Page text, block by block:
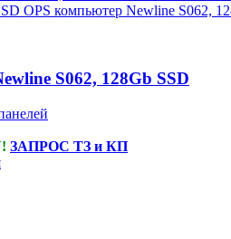
S062, 128Gb SSD
ЗАПРОС ТЗ и КП